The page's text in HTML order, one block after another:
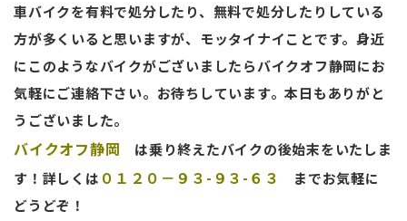
車バイクを有料で処分したり、無料で処分したりしている
方が多くいると思いますが、モッタイナイことです。身近
にこのようなバイクがございましたらバイクオフ静岡にお
気軽にご連絡下さい。お待ちしています。本日もありがと
うございました。
バイクオフ静岡 は乗り終えたバイクの後始末をいたしま
す！詳しくは ０１２０－９３-９３-６３
までお気軽に
どうどぞ！